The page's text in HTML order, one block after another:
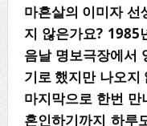
마흔살의 이미자 선
지 않은가요? 1985
음날 명보극장에서
기로 했지만 나오지
마지막으로 한번 만
혼인하기까지 하루